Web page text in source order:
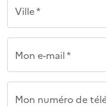
Ville *
Mon e-mail *
Mon numéro de